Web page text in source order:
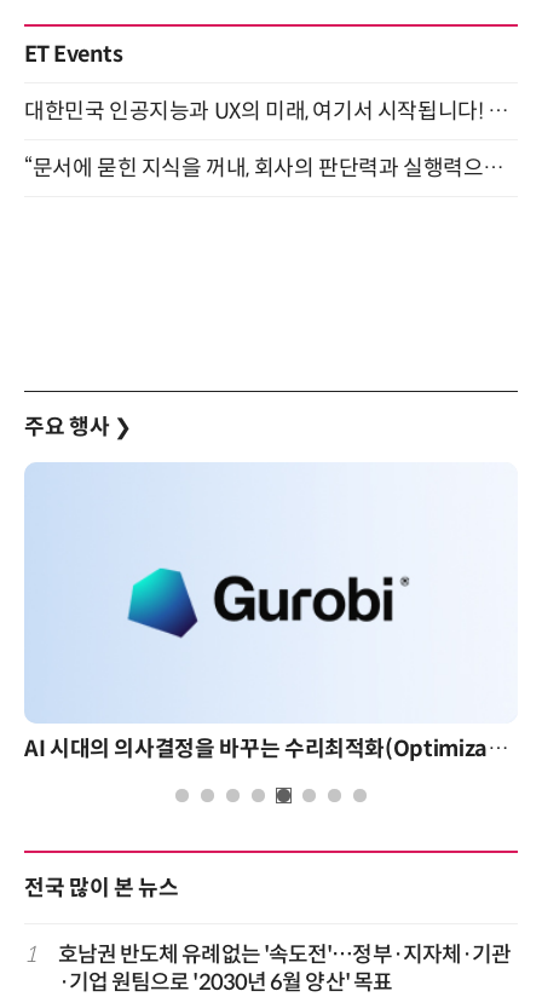
ET Events
대한민국 인공지능과 UX의 미래, 여기서 시작됩니다! UX Korea 2026 - Fall 9월 2일 개최
“문서에 묻힌 지식을 꺼내, 회사의 판단력과 실행력으로 바꾸다” (8/20)
주요 행사 ❯
AI 핀옵스 실전 세미나: 폭증하는 AI 토큰 비용 관리 전략
전국 많이 본 뉴스
1
호남권 반도체 유례없는 '속도전'…정부·지자체·기관
·기업 원팀으로 '2030년 6월 양산' 목표